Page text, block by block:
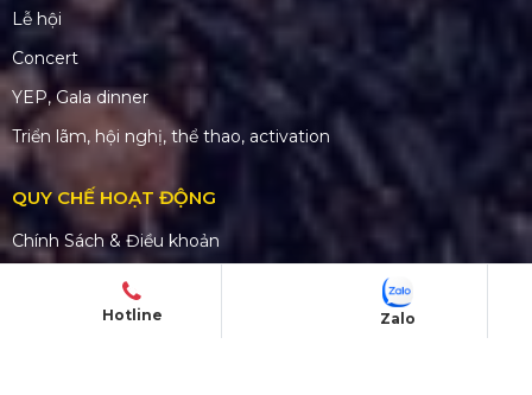
Lễ hội
Concert
YEP, Gala dinner
Triển lãm, hội nghị, thể thao, activation
QUY CHẾ HOẠT ĐỘNG
Chính Sách & Điều khoản
Chính sách bảo mật
Chính sách vận chuyển
Hotline Zalo